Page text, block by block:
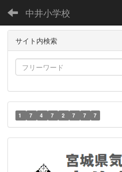
中井小学校
サイト内検索
1 7 4 7 2 7 7 7